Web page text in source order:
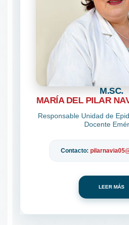
M.SC.
MARÍA DEL PILAR
Responsable Unidad de
Docente
Contacto:
LEER MÁS